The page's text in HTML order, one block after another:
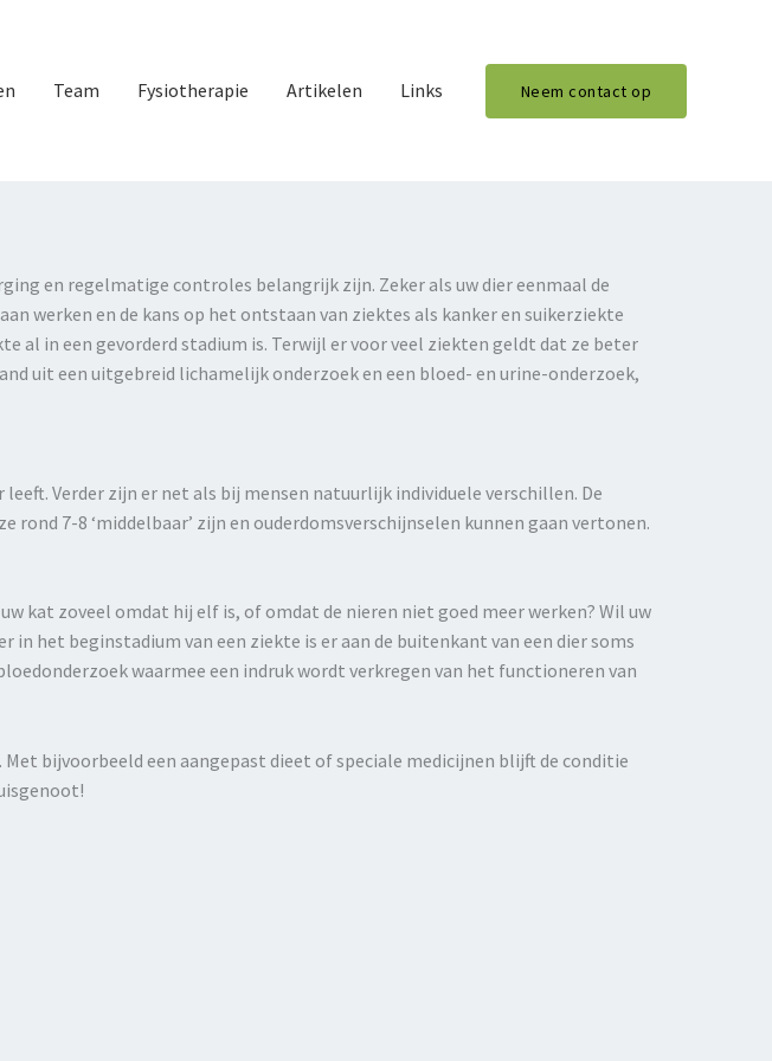
Team Fysiotherapie Artikelen Links Neem contact op
en regelmatige controles belangrijk zijn. Zeker als uw dier eenmaal de
werken en de kans op het ontstaan van ziektes als kanker en suikerziekte
al in een gevorderd stadium is. Terwijl er voor veel ziekten geldt dat ze beter
uit een uitgebreid lichamelijk onderzoek en een bloed- en urine-onderzoek,
Verder zijn er net als bij mensen natuurlijk individuele verschillen. De
rond 7-8 ‘middelbaar’ zijn en ouderdomsverschijnselen kunnen gaan vertonen.
kat zoveel omdat hij elf is, of omdat de nieren niet goed meer werken? Wil uw
het beginstadium van een ziekte is er aan de buitenkant van een dier soms
waarmee een indruk wordt verkregen van het functioneren van
bijvoorbeeld een aangepast dieet of speciale medicijnen blijft de conditie